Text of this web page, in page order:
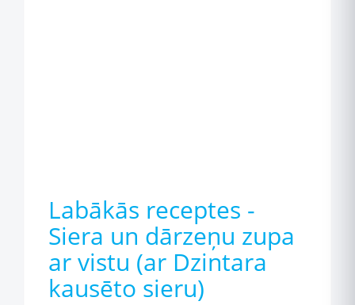
Labākās receptes -
Siera un dārzeņu zupa
ar vistu (ar Dzintara
kausēto sieru)